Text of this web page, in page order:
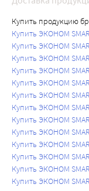
Купить продукцию
Купить ЭКОНОМ
Купить ЭКОНОМ
Купить ЭКОНОМ
Купить ЭКОНОМ
Купить ЭКОНОМ
Купить ЭКОНОМ
Купить ЭКОНОМ
Купить ЭКОНОМ
Купить ЭКОНОМ
Купить ЭКОНОМ
Купить ЭКОНОМ
Купить ЭКОНОМ
Купить ЭКОНОМ